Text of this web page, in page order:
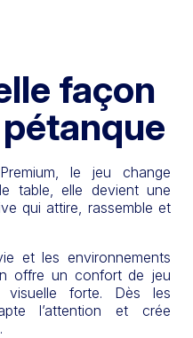
façon
le jeu change
table, elle devient une
qui attire, rassemble et
et les environnements
offre un confort de jeu
forte. Dès les
l’attention et crée